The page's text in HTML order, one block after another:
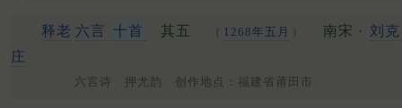
释老 六言 十首 其五 （ 1268年五月 ） 南宋 ·
刘克
庄
六言诗 押尤韵 创作地点：福建省莆田市